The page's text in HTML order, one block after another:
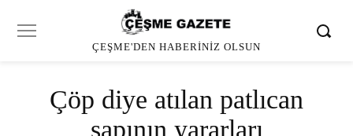
ÇEŞME'DEN HABERINIZ OLSUN
Çöp diye atılan patlıcan
sapının yararları